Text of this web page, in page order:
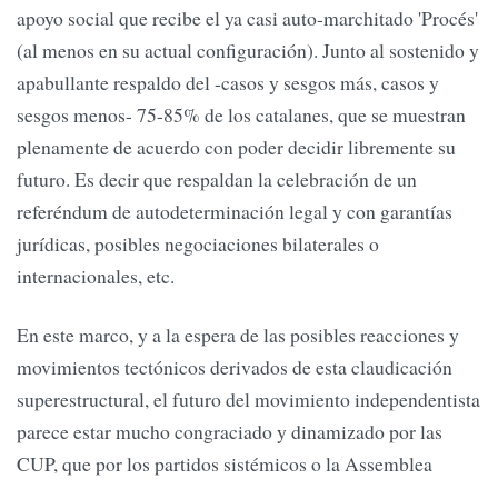
apoyo social que recibe el ya casi auto-marchitado 'Procés'
(al menos en su actual configuración). Junto al sostenido y
apabullante respaldo del -casos y sesgos más, casos y
sesgos menos- 75-85% de los catalanes, que se muestran
plenamente de acuerdo con poder decidir libremente su
futuro. Es decir que respaldan la celebración de un
referéndum de autodeterminación legal y con garantías
jurídicas, posibles negociaciones bilaterales o
internacionales, etc.
En este marco, y a la espera de las posibles reacciones y
movimientos tectónicos derivados de esta claudicación
superestructural, el futuro del movimiento independentista
parece estar mucho congraciado y dinamizado por las
CUP, que por los partidos sistémicos o la Assemblea